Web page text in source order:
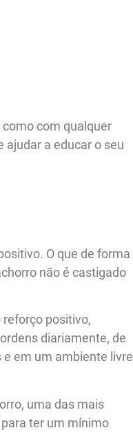
com qualquer
a educar o seu
O que de forma
não é castigado
positivo,
diariamente, de
e em um ambiente livre
uma das mais
ter um mínimo